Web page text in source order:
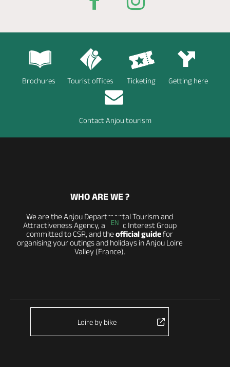
Brochures Tourist offices Ticketing Getting here
Contact Anjou tourism
EN
WHO ARE WE ?
We are the Anjou Departmental Tourism and
Attractiveness Agency, a Public Interest Group
committed to CSR, and theofficial guidefor
organising your outings and holidays in Anjou Loire
Valley (France).
Loire by bike